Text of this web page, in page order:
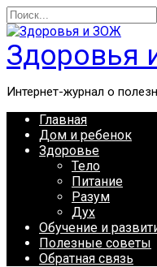
Перейти
к
содержанию
Search
for:
Здоровья
Интернет-журнал о
Главная
Дом и ребенок
Здоровье
Тело
Питание
Разум
Дух
Обучение и
Полезные советы
Обратная связь